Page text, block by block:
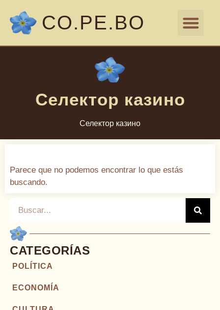
CO.PE.BO
Селектор казино
Селектор казино
Parece que no podemos encontrar lo que estás
buscando.
CATEGORÍAS
POLÍTICA
ECONOMÍA